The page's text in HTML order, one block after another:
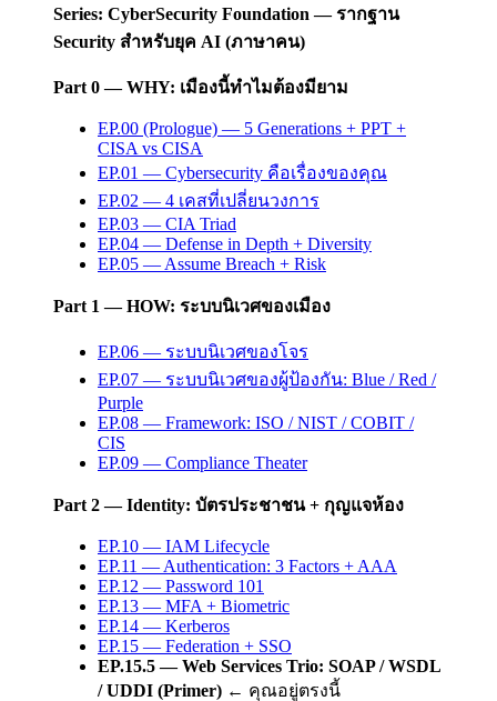
Series: CyberSecurity Foundation — รากฐาน
Security สำหรับยุค AI (ภาษาคน)
Part 0 — WHY: เมืองนี้ทำไมต้องมียาม
EP.00 (Prologue) — 5 Generations + PPT +
CISA vs CISA
EP.01 — Cybersecurity คือเรื่องของคุณ
EP.02 — 4 เคสที่เปลี่ยนวงการ
EP.03 — CIA Triad
EP.04 — Defense in Depth + Diversity
EP.05 — Assume Breach + Risk
Part 1 — HOW: ระบบนิเวศของเมือง
EP.06 — ระบบนิเวศของโจร
EP.07 — ระบบนิเวศของผู้ป้องกัน: Blue / Red /
Purple
EP.08 — Framework: ISO / NIST / COBIT /
CIS
EP.09 — Compliance Theater
Part 2 — Identity: บัตรประชาชน + กุญแจห้อง
EP.10 — IAM Lifecycle
EP.11 — Authentication: 3 Factors + AAA
EP.12 — Password 101
EP.13 — MFA + Biometric
EP.14 — Kerberos
EP.15 — Federation + SSO
EP.15.5 — Web Services Trio: SOAP / WSDL
/ UDDI (Primer) ← คุณอยู่ตรงนี้